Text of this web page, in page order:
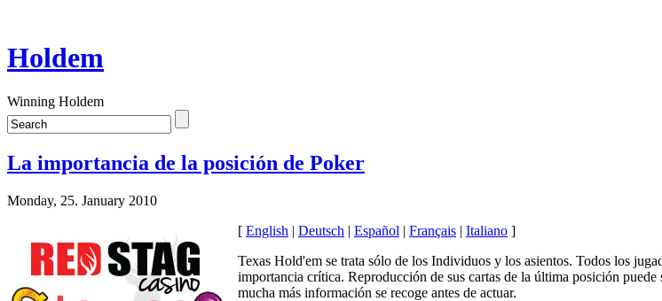
Holdem
Winning Holdem
La importancia de la posición de Poker
Monday, 25. January 2010
[ English | Deutsch | Español | Français | Italiano ]
Texas Hold'em se trata sólo de los Individuos y los asientos. Todos los
importancia crítica. Reproducción de sus cartas de la última posición
mucha más información se recoge antes de actuar.